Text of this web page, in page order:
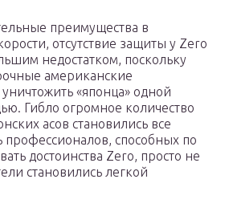
преимущества в
отсутствие защиты у Zero
недостатком, поскольку
американские
«японца» одной
Гибло огромное количество
асов становились все
профессионалов, способных по
достоинства Zero, просто не
становились легкой